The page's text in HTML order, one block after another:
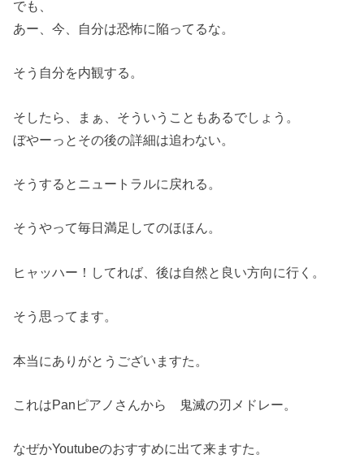
でも、
あー、今、自分は恐怖に陥ってるな。
そう自分を内観する。
そしたら、まぁ、そういうこともあるでしょう。
ぼやーっとその後の詳細は追わない。
そうするとニュートラルに戻れる。
そうやって毎日満足してのほほん。
ヒャッハー！してれば、後は自然と良い方向に行く。
そう思ってます。
本当にありがとうございますた。
これはPanピアノさんから 鬼滅の刃メドレー。
なぜかYoutubeのおすすめに出て来ますた。